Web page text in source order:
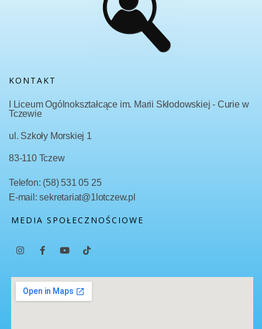
KONTAKT
I Liceum Ogólnokształcące im. Marii Skłodowskiej - Curie w
Tczewie
ul. Szkoły Morskiej 1
83-110 Tczew
Telefon: (58) 531 05 25
E-mail: sekretariat@1lotczew.pl
MEDIA SPOŁECZNOŚCIOWE